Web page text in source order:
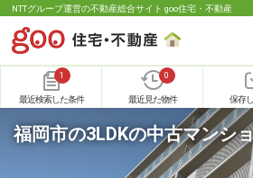
NTTグループ運営の不動産総合サイト goo住宅・不動産
1
最近検索した条件
0
最近見た物件 保存
福岡市の3LDKの中古マンシ